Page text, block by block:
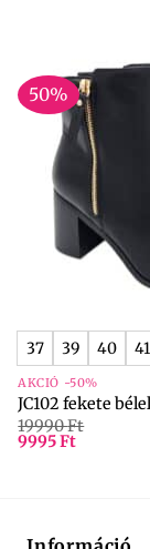
50%
37 39 40 41
AKCIÓ -50%
JC102 fekete
19990Ft
9995Ft